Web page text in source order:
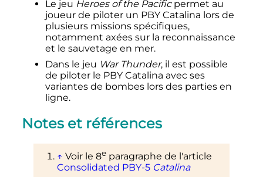
Le jeu Heroes of the Pacificpermet au
joueur de piloter un PBY Catalina lors de
plusieurs missions spécifiques,
notamment axées sur la reconnaissance
et le sauvetage en mer.
Dans le jeu War Thunder, il est possible
de piloter le PBY Catalina avec ses
variantes de bombes lors des parties en
ligne.
Notes et références
↑ Voir le 8e paragraphe de l'article
Consolidated PBY-5 Catalina